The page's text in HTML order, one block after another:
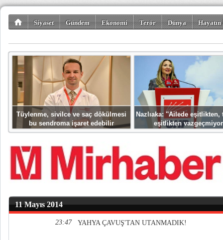
Siyaset Gündem Ekonomi Terör Dünya
Tüylenme, sivilce ve saç dökülmesi
bu sendroma işaret edebilir
Nazlıaka: ''Ailede eşitlikten,
eşitlikten
11 Mayıs 2014
23:47 YAHYA ÇAVUŞ'TAN UTANMADIK!